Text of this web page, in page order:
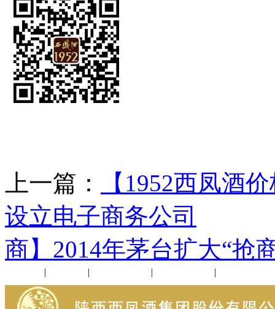
上一篇：
【1952西凤酒
设立电子商务公司
商】2014年茅台扩大“抢
| | | |